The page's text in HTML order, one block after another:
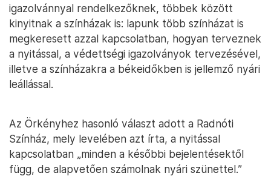
igazolvánnyal rendelkezőknek, többek között
kinyitnak a színházak is: lapunk több színházat is
megkeresett azzal kapcsolatban, hogyan terveznek
a nyitással, a védettségi igazolványok tervezésével,
illetve a színházakra a békeidőkben is jellemző nyári
leállással.
Az Örkényhez hasonló választ adott a Radnóti
Színház, mely levelében azt írta, a nyitással
kapcsolatban „minden a későbbi bejelentésektől
függ, de alapvetően számolnak nyári szünettel.”